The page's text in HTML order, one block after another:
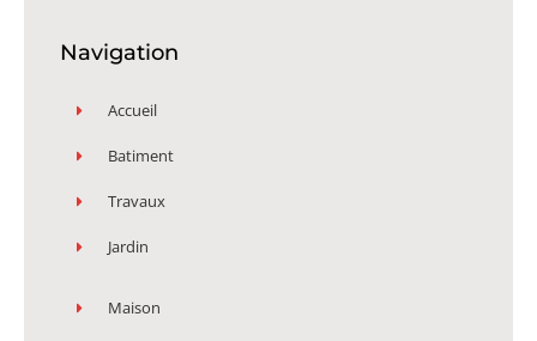
Navigation
Accueil
Batiment
Travaux
Jardin
Maison